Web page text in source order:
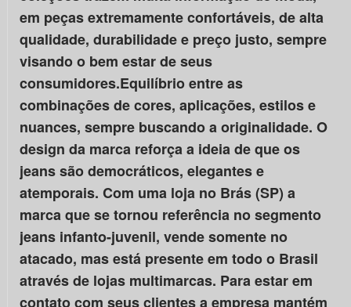
em peças extremamente confortáveis, de alta
qualidade, durabilidade e preço justo, sempre
visando o bem estar de seus
consumidores.Equilíbrio entre as
combinações de cores, aplicações, estilos e
nuances, sempre buscando a originalidade. O
design da marca reforça a ideia de que os
jeans são democráticos, elegantes e
atemporais. Com uma loja no Brás (SP) a
marca que se tornou referência no segmento
jeans infanto-juvenil, vende somente no
atacado, mas está presente em todo o Brasil
através de lojas multimarcas. Para estar em
contato com seus clientes a empresa mantém